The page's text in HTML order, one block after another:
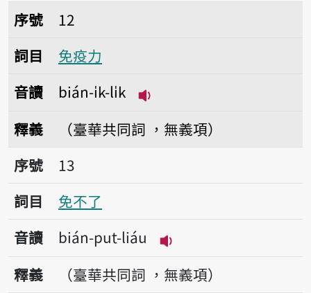
序號12免疫力
序號
12
詞目
免疫力
音讀
bián-i̍k-li̍k
釋義
（臺華共同詞 ，無義項）
序號13免不了
序號
13
詞目
免不了
音讀
bián-put-liáu
播放音讀bián-put-liáu
釋義
（臺華共同詞 ，無義項）